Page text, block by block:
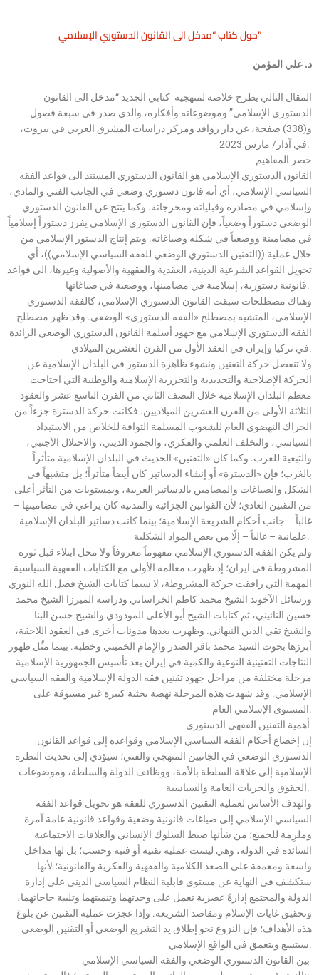
حول كتاب “مدخل الى القانون الدستوري الإسلامي”
د. علي المؤمن
الدستوري الإسلامي” وموضوعاته وأفكاره، والذي صدر في سبعة فصول
و(338) صفحة، عن دار روافد ومركز دراسات المشرق العربي في بيروت،
في آذار/ مارس 2023.
حصر المفاهيم
السياسي الإسلامي، أي أنه قانون دستوري وضعي في الجانب الفني والمادي،
وإسلامي في مصادره وقبلياته ومخرجاته. وكما ينتج عن القانون الدستوري
الوضعي دستوراً وضعياً، فإن القانون الدستوري الإسلامي يفرز دستوراً إسلامياً
في مضامينة ووضعياً في شكله وصياغاته. ويتم إنتاج الدستور الإسلامي من
خلال عملية ((التقنين الدستوري الوضعي للفقه السياسي الإسلامي))، أي
تحويل القواعد الشرعية الدينية، العقدية والفقهية والأصولية وغيرها، الى قواعد
قانونية دستورية، إسلامية في مضامينها، ووضعية في صياغاتها.
الإسلامي، المتشبه بمصطلح «الفقه الدستوري» الوضعي. وقد ظهر مصطلح
الفقه الدستوري الإسلامي مع جهود أسلمة القانون الدستوري الوضعي الرائدة
في تركيا وإيران في العقد الأول من القرن العشرين الميلادي.
الحركة الإصلاحية والتجديدية والتحررية الإسلامية والوطنية التي اجتاحت
معظم البلدان الإسلامية خلال النصف الثاني من القرن التاسع عشر والعقود
الثلاثة الأولى من القرن العشرين الميلاديين. فكانت حركة الدسترة جزءاً من
الحراك النهضوي العام للشعوب المسلمة التواقة للخلاص من الاستبداد
السياسي، والتخلف العلمي والفكري، والجمود الديني، والاحتلال الأجنبي،
والتبعية للغرب. وكما كان «التقنين» الحديث في البلدان الإسلامية متأثراً
بالغرب؛ فإن «الدسترة» أو إنشاء الدساتير كان أيضاً متأثراً؛ بل متشبهاً في
الشكل والصياغات والمضامين بالدساتير الغربية، وبمستويات من التأثر أعلى
من التقنين العادي؛ لأن القوانين الجزائية والمدنية كان يراعي في مضامينها –
غالباً – جانب أحكام الشريعة الإسلامية؛ بينما كانت دساتير البلدان الإسلامية
علمانية – غالباً – إلًا من بعض المواد الشكلية.
المشروطة في ايران؛ إذ ظهرت معالمه الأولى مع الكتابات الفقهية السياسية
المهمة التي رافقت حركة المشروطة، لا سيما كتابات الشيخ فضل الله النوري
ورسائل الآخوند الشيخ محمد كاظم الخراساني ودراسة الميرزا الشيخ محمد
حسين النائيني، ثم كتابات الشيخ أبو الأعلى المودودي والشيخ حسن البنا
والشيخ تقي الدين النبهاني. وظهرت بعدها مدونات أخرى في العقود اللاحقة،
أبرزها بحوث السيد محمد باقر الصدر والإمام الخميني وخطبه. بينما مثّل ظهور
النتاجات التقنينية النوعية والكمية في إيران بعد تأسيس الجمهورية الإسلامية
مرحلة مختلفة من مراحل جهود تقنين فقه الدولة الإسلامية والفقه السياسي
الإسلامي. وقد شهدت هذه المرحلة نهضة بحثية كبيرة غير مسبوقة على
المستوى الإسلامي العام.
الدستوري الوضعي في الجانبين المنهجي والفني؛ سيؤدي إلى تحديث النظرة
الإسلامية إلى علاقة السلطة بالأمة، ووظائف الدولة والسلطة، وموضوعات
الحقوق والحريات العامة والسياسية.
السياسي الإسلامي إلى صياغات قانونية وضعية وقواعد قانونية عامة آمرة
وملزِمة للجميع؛ من شأنها ضبط السلوك الإنساني والعلاقات الاجتماعية
السائدة في الدولة، وهي ليست عملية تقنية أو فنية وحسب؛ بل لها مداخل
واسعة ومعمقة على الصعد الكلامية والفقهية والفكرية والقانونية؛ لأنها
ستكشف في النهاية عن مستوى قابلية النظام السياسي الديني على إدارة
الدولة والمجتمع إدارةً عصرية تعمل على وحدتهما وتنميتهما وتلبية حاجاتهما،
وتحقيق غايات الإسلام ومقاصد الشريعة. وإذا عجزت عملية التقنين عن بلوغ
هذه الأهداف؛ فإن النزوع نحو إطلاق يد التشريع الوضعي أو التقنين الوضعي
سيتسع ويتعمق في الواقع الإسلامي.